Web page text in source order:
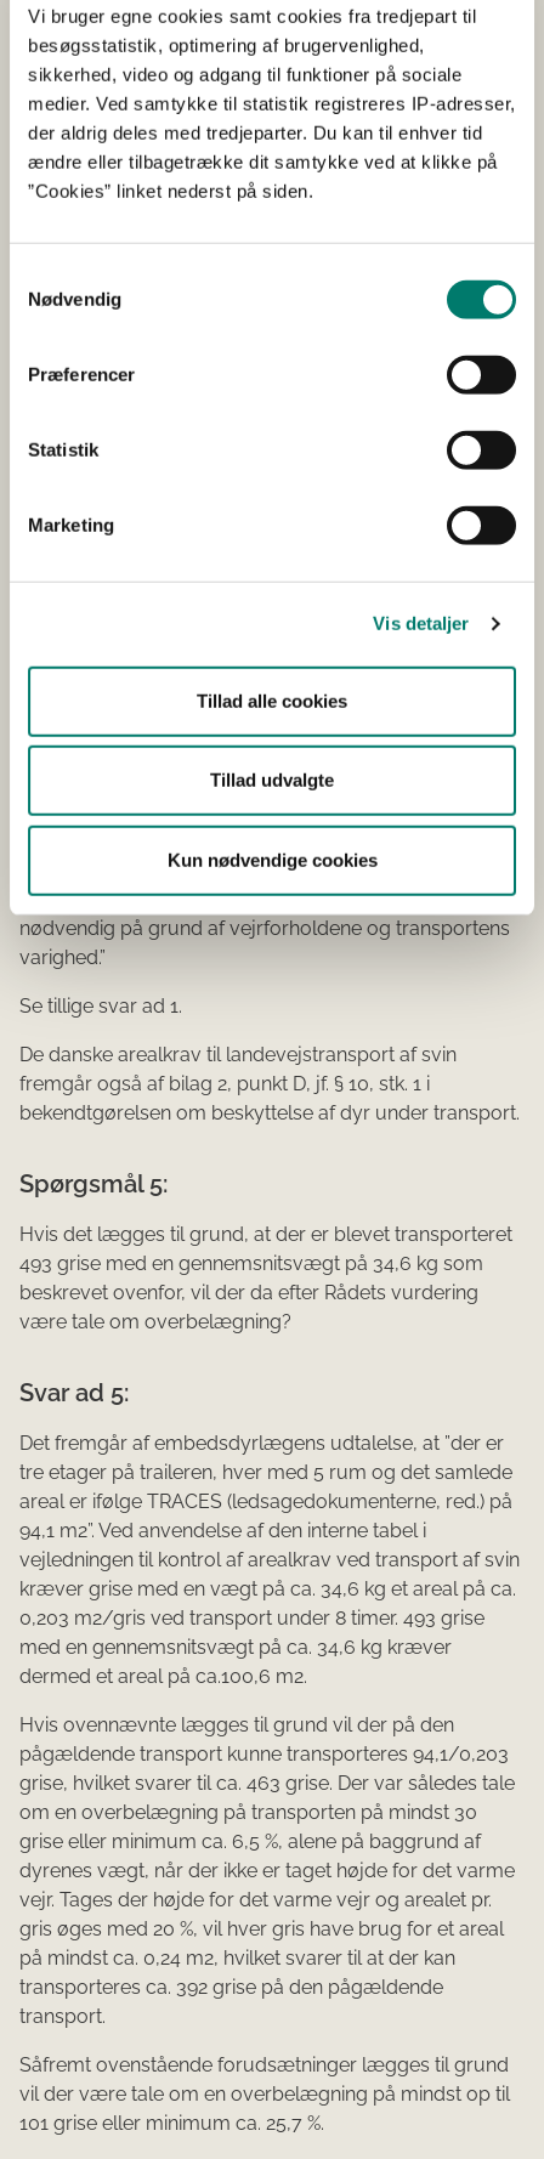
Vi bruger egne cookies samt cookies fra tredjepart til
besøgsstatistik, optimering af brugervenlighed,
sikkerhed, video og adgang til funktioner på sociale
medier. Ved samtykke til statistik registreres IP-adresser,
der aldrig deles med tredjeparter. Du kan til enhver tid
ændre eller tilbagetrække dit samtykke ved at klikke på
”Cookies” linket nederst på siden.
Nødvendig
Præferencer
Statistik
Marketing
Vis detaljer
Tillad alle cookies
Tillad udvalgte
Kun nødvendige cookies
Kravene til transportmidler til transport af dyr er
beskrevet i de tekniske forskrifter i
transportforordningens bilag I, kapitel II, punkt 1.1 f).
Heraf fremgår, at transportmidler samt disses udstyr
skal være udformet og indrettet samt vedligeholdes og
anvendes på en sådan måde, at der er adgang til
I højstatus sættevogne kan dyrene inspiceres ved
åbning af bagklappen.
Spørgsmål 4:
Under en transport af grise som ovenfor anført bør en
chauffør da tage højde for det varme vejr ved at tildele
overskudsvarmen?
Svar ad 4:
Ja. Arealkravet for svin er nærmere beskrevet i de
tekniske forskrifter i transportforordningens bilag I,
kapitel VII, punkt D. For vejtransport gælder, at ”alle svin
naturlige stilling. For at disse minimumskrav kan
opfyldes, bør lastetætheden for svin på ca. 100 kg under
transport ikke overstige 235 kg/m2. Det kan være
under hensyn til svinenes race, størrelse og fysiske
tilstand; en forøgelse med indtil 20 % kan også være
nødvendig på grund af vejrforholdene og transportens
varighed.”
Se tillige svar ad 1.
De danske arealkrav til landevejstransport af svin
fremgår også af bilag 2, punkt D, jf. § 10, stk. 1 i
bekendtgørelsen om beskyttelse af dyr under transport.
Spørgsmål 5:
Hvis det lægges til grund, at der er blevet transporteret
493 grise med en gennemsnitsvægt på 34,6 kg som
beskrevet ovenfor, vil der da efter Rådets vurdering
være tale om overbelægning?
Svar ad 5:
Det fremgår af embedsdyrlægens udtalelse, at ”der er
tre etager på traileren, hver med 5 rum og det samlede
areal er ifølge TRACES (ledsagedokumenterne, red.) på
94,1 m2”. Ved anvendelse af den interne tabel i
vejledningen til kontrol af arealkrav ved transport af svin
kræver grise med en vægt på ca. 34,6 kg et areal på ca.
0,203 m2/gris ved transport under 8 timer. 493 grise
med en gennemsnitsvægt på ca. 34,6 kg kræver
dermed et areal på ca.100,6 m2.
Hvis ovennævnte lægges til grund vil der på den
pågældende transport kunne transporteres 94,1/0,203
grise, hvilket svarer til ca. 463 grise. Der var således tale
om en overbelægning på transporten på mindst 30
grise eller minimum ca. 6,5 %, alene på baggrund af
dyrenes vægt, når der ikke er taget højde for det varme
vejr. Tages der højde for det varme vejr og arealet pr.
gris øges med 20 %, vil hver gris have brug for et areal
på mindst ca. 0,24 m2, hvilket svarer til at der kan
transporteres ca. 392 grise på den pågældende
transport.
Såfremt ovenstående forudsætninger lægges til grund
vil der være tale om en overbelægning på mindst op til
101 grise eller minimum ca. 25,7 %.